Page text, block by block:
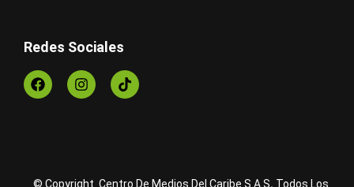
Redes Sociales
© Copyright Centro De Medios Del Caribe S.A.S. Todos Los